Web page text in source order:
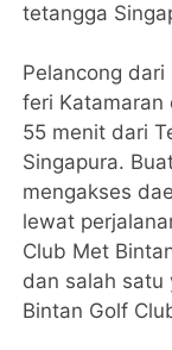
tetangga
Pelancong
feri Katamaran
55 menit dari
Singapura.
mengakses
lewat
Club Met
dan salah satu
Bintan Golf